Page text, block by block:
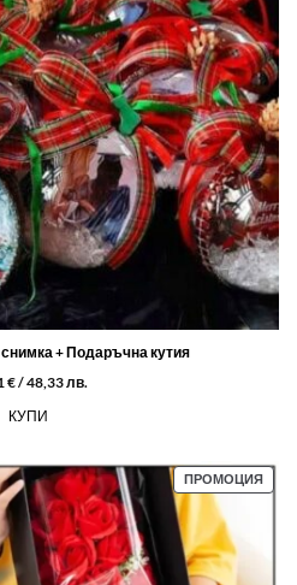
+ Подаръчна кутия
€/ 48,33 лв.
КУПИ
ПРОМОЦИЯ
С